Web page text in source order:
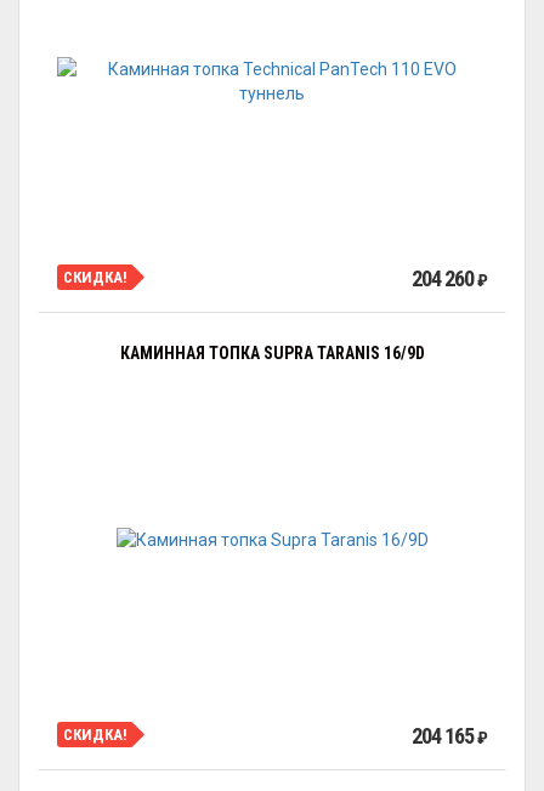
СКИДКА! 204 260₽
КАМИННАЯ ТОПКА SUPRA TARANIS 16/9D
СКИДКА! 204 165₽